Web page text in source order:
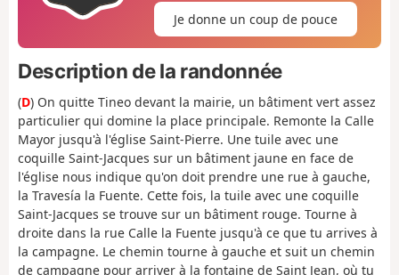
Je donne un coup de pouce
Description de la randonnée
(D) On quitte Tineo devant la mairie, un bâtiment vert assez
particulier qui domine la place principale. Remonte la Calle
Mayor jusqu'à l'église Saint-Pierre. Une tuile avec une
coquille Saint-Jacques sur un bâtiment jaune en face de
l'église nous indique qu'on doit prendre une rue à gauche,
la Travesía la Fuente. Cette fois, la tuile avec une coquille
Saint-Jacques se trouve sur un bâtiment rouge. Tourne à
droite dans la rue Calle la Fuente jusqu'à ce que tu arrives à
la campagne. Le chemin tourne à gauche et suit un chemin
de campagne pour arriver à la fontaine de Saint Jean, où tu